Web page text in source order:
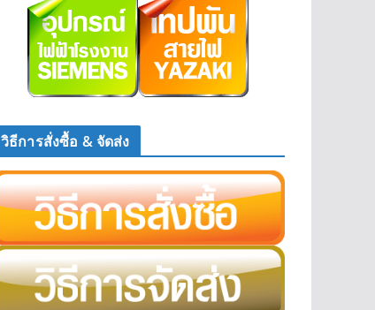
วิธีการสั่งซื้อ & จัดส่ง